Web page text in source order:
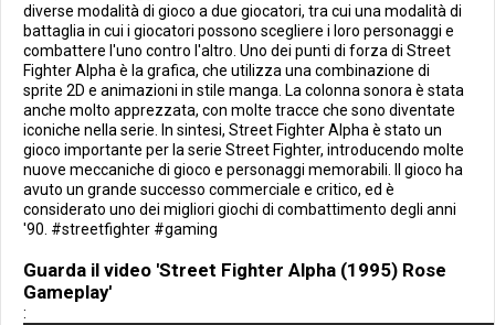
diverse modalità di gioco a due giocatori, tra cui una modalità di
battaglia in cui i giocatori possono scegliere i loro personaggi e
combattere l'uno contro l'altro. Uno dei punti di forza di Street
Fighter Alpha è la grafica, che utilizza una combinazione di
sprite 2D e animazioni in stile manga. La colonna sonora è stata
anche molto apprezzata, con molte tracce che sono diventate
iconiche nella serie. In sintesi, Street Fighter Alpha è stato un
gioco importante per la serie Street Fighter, introducendo molte
nuove meccaniche di gioco e personaggi memorabili. Il gioco ha
avuto un grande successo commerciale e critico, ed è
considerato uno dei migliori giochi di combattimento degli anni
'90. #streetfighter #gaming
Guarda il video 'Street Fighter Alpha (1995) Rose
Gameplay'
: